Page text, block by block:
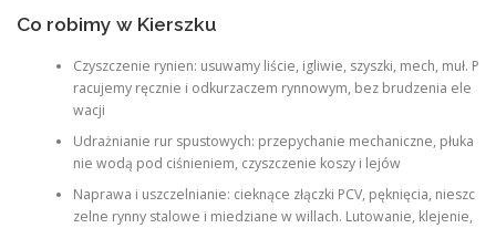
Co robimy w Kierszku
Czyszczenie rynien: usuwamy liście, igliwie, szyszki, mech, muł. P
racujemy ręcznie i odkurzaczem rynnowym, bez brudzenia ele
wacji
Udrażnianie rur spustowych: przepychanie mechaniczne, płuka
nie wodą pod ciśnieniem, czyszczenie koszy i lejów
Naprawa i uszczelnianie: cieknące złączki PCV, pęknięcia, nieszc
zelne rynny stalowe i miedziane w willach. Lutowanie, klejenie,